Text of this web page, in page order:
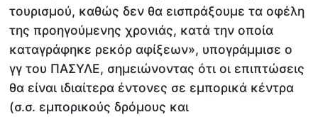
τουρισμού, καθώς δεν θα εισπράξουμε τα οφέλη
της προηγούμενης χρονιάς, κατά την οποία
καταγράφηκε ρεκόρ αφίξεων», υπογράμμισε ο
γγ του ΠΑΣΥΛΕ, σημειώνοντας ότι οι επιπτώσεις
θα είναι ιδιαίτερα έντονες σε εμπορικά κέντρα
(σ.σ. εμπορικούς δρόμους και